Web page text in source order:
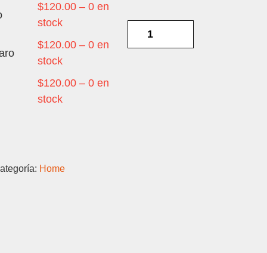
$120.00– 0 en
stock
$120.00– 0 en
stock
$120.00– 0 en
stock
Home